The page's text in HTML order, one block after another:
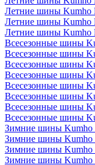
Летние шины Kumho
Летние шины Kumho
Летние шины Kumho
Всесезонные шины
Всесезонные шины
Всесезонные шины
Всесезонные шины
Всесезонные шины
Всесезонные шины
Всесезонные шины
Всесезонные шины
Зимние шины Kumho
Зимние шины Kumho
Зимние шины Kumho
Зимние шины Kumho